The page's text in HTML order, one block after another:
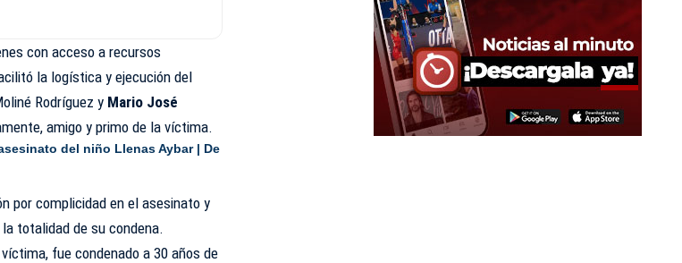
con acceso a recursos
la logística y ejecución del
Rodríguez y Mario José
amigo y primo de la víctima.
del niño Llenas Aybar | De
por complicidad en el asesinato y
totalidad de su condena.
fue condenado a 30 años de